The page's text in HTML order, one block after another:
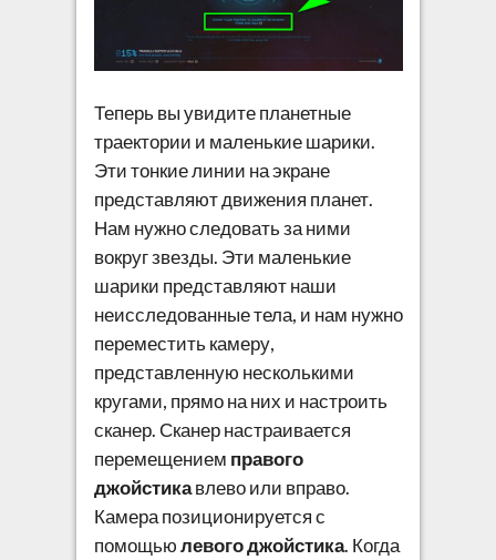
Теперь вы увидите планетные
траектории и маленькие шарики.
Эти тонкие линии на экране
представляют движения планет.
Нам нужно следовать за ними
вокруг звезды. Эти маленькие
шарики представляют наши
неисследованные тела, и нам нужно
переместить камеру,
представленную несколькими
кругами, прямо на них и настроить
сканер. Сканер настраивается
перемещением правого
джойстикавлево или вправо.
Камера позиционируется с
помощьюлевого джойстика. Когда